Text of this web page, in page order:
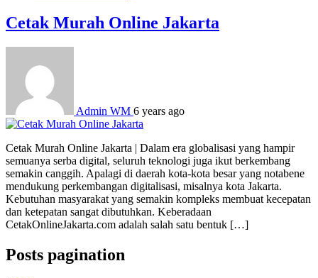
Cetak Murah Online Jakarta
Admin WM 6 years ago
Cetak Murah Online Jakarta | Dalam era globalisasi yang hampir
semuanya serba digital, seluruh teknologi juga ikut berkembang
semakin canggih. Apalagi di daerah kota-kota besar yang notabene
mendukung perkembangan digitalisasi, misalnya kota Jakarta.
Kebutuhan masyarakat yang semakin kompleks membuat kecepatan
dan ketepatan sangat dibutuhkan. Keberadaan
CetakOnlineJakarta.com adalah salah satu bentuk […]
Posts pagination